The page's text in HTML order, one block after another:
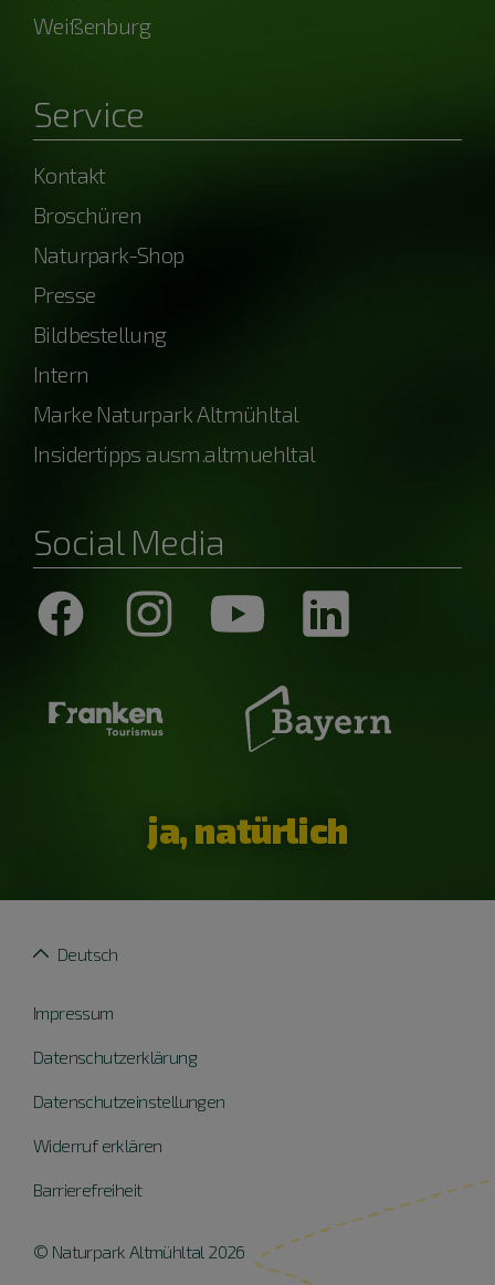
Weißenburg
Service
Kontakt
Broschüren
Naturpark-Shop
Presse
Bildbestellung
Intern
Marke Naturpark Altmühltal
Insidertipps ausm.altmuehltal
Social Media
ja, natürlich
Impressum
Datenschutzerklärung
Datenschutzeinstellungen
Widerruf erklären
Barrierefreiheit
Deutsch
© Naturpark Altmühltal 2026